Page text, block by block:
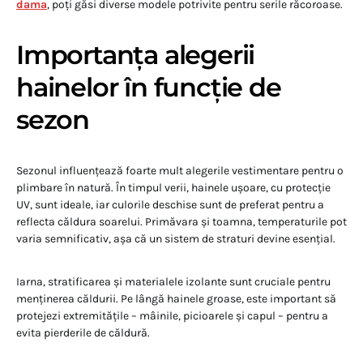
dama, poți găsi diverse modele potrivite pentru serile răcoroase.
Importanța alegerii
hainelor în funcție de
sezon
Sezonul influențează foarte mult alegerile vestimentare pentru o
plimbare în natură. În timpul verii, hainele ușoare, cu protecție
UV, sunt ideale, iar culorile deschise sunt de preferat pentru a
reflecta căldura soarelui. Primăvara și toamna, temperaturile pot
varia semnificativ, așa că un sistem de straturi devine esențial.
Iarna, stratificarea și materialele izolante sunt cruciale pentru
menținerea căldurii. Pe lângă hainele groase, este important să
protejezi extremitățile – mâinile, picioarele și capul – pentru a
evita pierderile de căldură.